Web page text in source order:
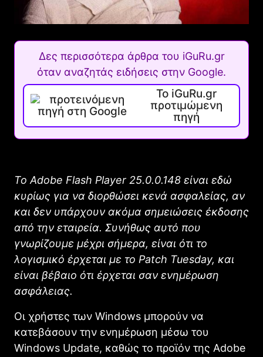
Δες περισσότερα άρθρα του iGuRu.gr
όταν αναζητάς ειδήσεις στην Google.
Το iGuRu.gr
προτιμώμενη
πηγή
Το Adobe Flash Player 25.0.0.148 είναι εδώ
κυρίως για να διορθώσει κενά ασφαλείας, αν
και δεν υπάρχουν ακόμα σημειώσεις έκδοσης
από την εταιρεία. Συνήθως αυτό που
γνωρίζουμε μέχρι σήμερα, είναι ότι το
λογισμικό έρχεται με το Patch Tuesday, και
είναι βέβαιο ότι έρχεται σαν ενημέρωση
ασφάλειας.
Οι χρήστες των Windows μπορούν να
κατεβάσουν την ενημέρωση μέσω του
Windows Update, καθώς το προϊόν της Adobe